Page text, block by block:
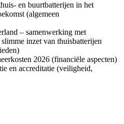
en buurtbatterijen in het
(algemeen
– samenwerking met
inzet van thuisbatterijen
2026 (financiële aspecten)
en accreditatie (veiligheid,